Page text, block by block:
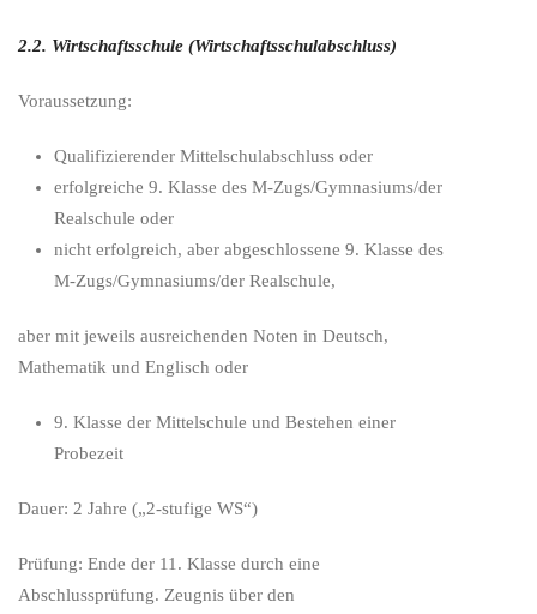
2.2. Wirtschaftsschule (Wirtschaftsschulabschluss)
Voraussetzung:
Qualifizierender Mittelschulabschluss oder
erfolgreiche 9. Klasse des M-Zugs/Gymnasiums/der
Realschule oder
nicht erfolgreich, aber abgeschlossene 9. Klasse des
M-Zugs/Gymnasiums/der Realschule,
aber mit jeweils ausreichenden Noten in Deutsch,
Mathematik und Englisch oder
9. Klasse der Mittelschule und Bestehen einer
Probezeit
Dauer: 2 Jahre („2-stufige WS“)
Prüfung: Ende der 11. Klasse durch eine
Abschlussprüfung. Zeugnis über den